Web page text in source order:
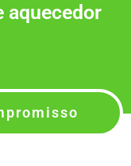
aquecedor